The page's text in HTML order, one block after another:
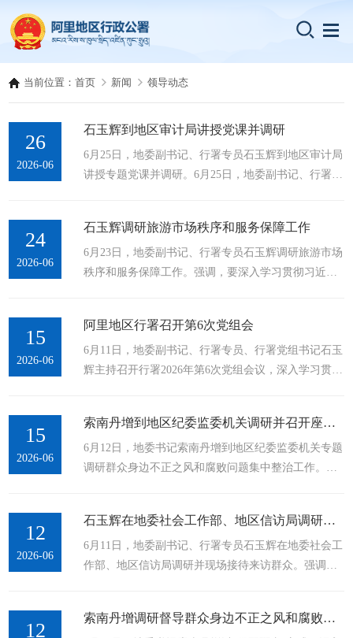
当前位置：首页 新闻 领导动态
26
2026-06
石玉辉到地区审计局讲授党课并调研
6月25日，地委副书记、行署专员石玉辉到地区审计局
讲授专题党课并调研。6月25日，地委副书记、行署专
和践行正确政绩观学习教育专题党课。他强调，要深
入学习贯彻习近平党建思想，牢牢把握立党为公、为
民造福、科学决策、真抓实干十六字总要求，推动学
交流，...
24
2026-06
石玉辉调研旅游市场秩序和服务保障工作
6月23日，地委副书记、行署专员石玉辉调研旅游市场
秩序和服务保障工作。强调，要深入学习贯彻习近平
观，坚持以人民为中心的发展思想，压紧压实各方责
任，落实落细监管措施，全方位做好旅游旺季各项服
务保障工作。6月23日，地委副书记、行署专员石玉辉
15
2026-06
阿里地区行署召开第6次党组会
6月11日，地委副书记、行署专员、行署党组书记石玉
辉主持召开行署2026年第6次党组会议，深入学习贯彻
件精神，听取安全生产、卫生健康、教育等工作情况
汇报，研究部署下步工作。6月11日，地委副书记、行
署专员、行署党组书记石玉辉主持召开行署2026年第6
15
2026-06
索南丹增到地区纪委监委机关调研并召开座谈会
6月12日，地委书记索南丹增到地区纪委监委机关专题
调研群众身边不正之风和腐败问题集中整治工作。他
实党中央决策部署和自治区党委工作要求，提高政治
站位，突出问题导向，聚焦重点发力，深化标本兼
治，推动集中整治取得更大成效。6月12日，地委书记
12
2026-06
石玉辉在地委社会工作部、地区信访局调研并接待来访群众
6月11日，地委副书记、行署专员石玉辉在地委社会工
作部、地区信访局调研并现场接待来访群众。强调，
求，用心用情用力做好群众信访工作，依法维护群众
12
索南丹增调研督导群众身边不正之风和腐败问题集中整治工作